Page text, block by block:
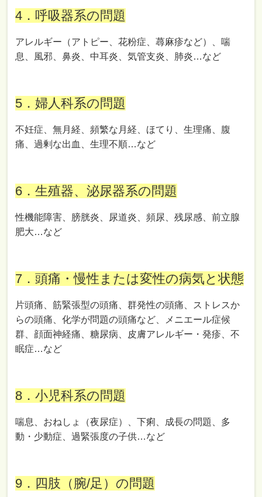
4．呼吸器系の問題
アレルギー（アトピー、花粉症、蕁麻疹など）、喘
息、風邪、鼻炎、中耳炎、気管支炎、肺炎…など
5．婦人科系の問題
不妊症、無月経、頻繁な月経、ほてり、生理痛、腹
痛、過剰な出血、生理不順…など
6．生殖器、泌尿器系の問題
性機能障害、膀胱炎、尿道炎、頻尿、残尿感、前立腺
肥大…など
7．頭痛・慢性または変性の病気と状態
片頭痛、筋緊張型の頭痛、群発性の頭痛、ストレスか
らの頭痛、化学が問題の頭痛など、メニエール症候
群、顔面神経痛、糖尿病、皮膚アレルギー・発疹、不
眠症…など
8．小児科系の問題
喘息、おねしょ（夜尿症）、下痢、成長の問題、多
動・少動症、過緊張度の子供…など
9．四肢（腕/足）の問題